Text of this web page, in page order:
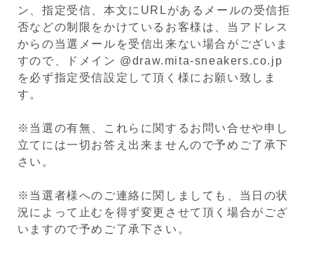
ン、指定受信、本文にURLがあるメールの受信拒
否などの制限をかけているお客様は、当アドレス
からの当選メールを受信出来ない場合がございま
すので、ドメイン @draw.mita-sneakers.co.jp
を必ず指定受信設定して頂く様にお願い致しま
す。
※当選の有無、これらに関するお問い合せや申し
立てには一切お答え出来ませんので予めご了承下
さい。
※当選者様へのご連絡に関しましても、当日の状
況によって止むを得ず変更させて頂く場合がござ
いますので予めご了承下さい。